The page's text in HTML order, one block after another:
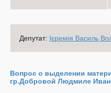
Депутат: Ієремія Василь
Вопрос о выделении
гр.Добровой Людмиле